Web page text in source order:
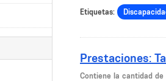
Etiquetas:
Prestaciones:
Contiene la cantidad